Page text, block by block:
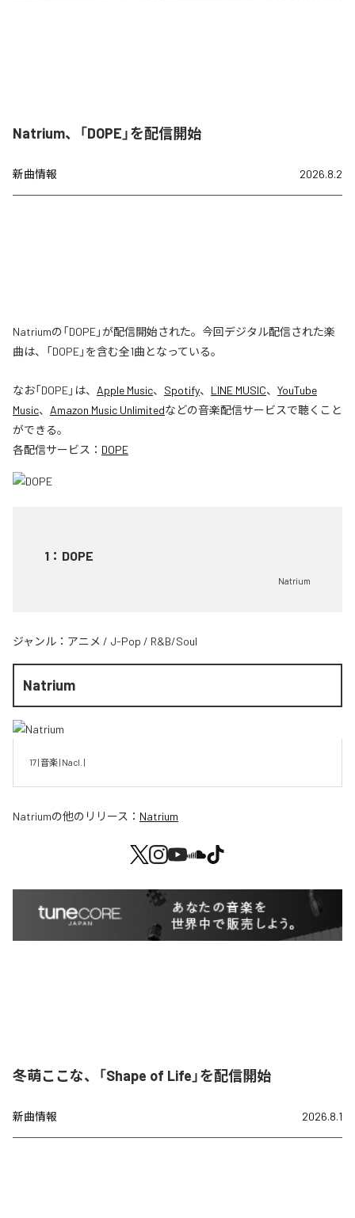
Natrium、「DOPE」を配信開始
新曲情報 2026.8.2
Natriumの「DOPE」が配信開始された。今回デジタル配信された楽
曲は、「DOPE」を含む全1曲となっている。
なお「DOPE」は、 Apple Music、 Spotify、 LINE MUSIC、 YouTube
Music、 Amazon Music Unlimitedなどの音楽配信サービスで聴くこと
ができる。
各配信サービス： DOPE
1 ： DOPE
Natrium
ジャンル： アニメ / J-Pop / R&B/Soul
Natrium
17 | 音楽 | Nacl. |
Natriumの他のリリース： Natrium
冬萌ここな、「Shape of Life」を配信開始
新曲情報 2026.8.1